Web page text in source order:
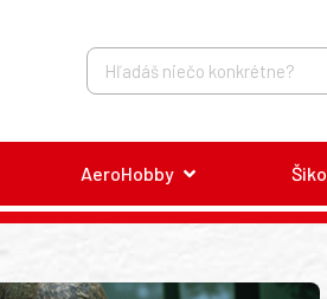
AeroHobby